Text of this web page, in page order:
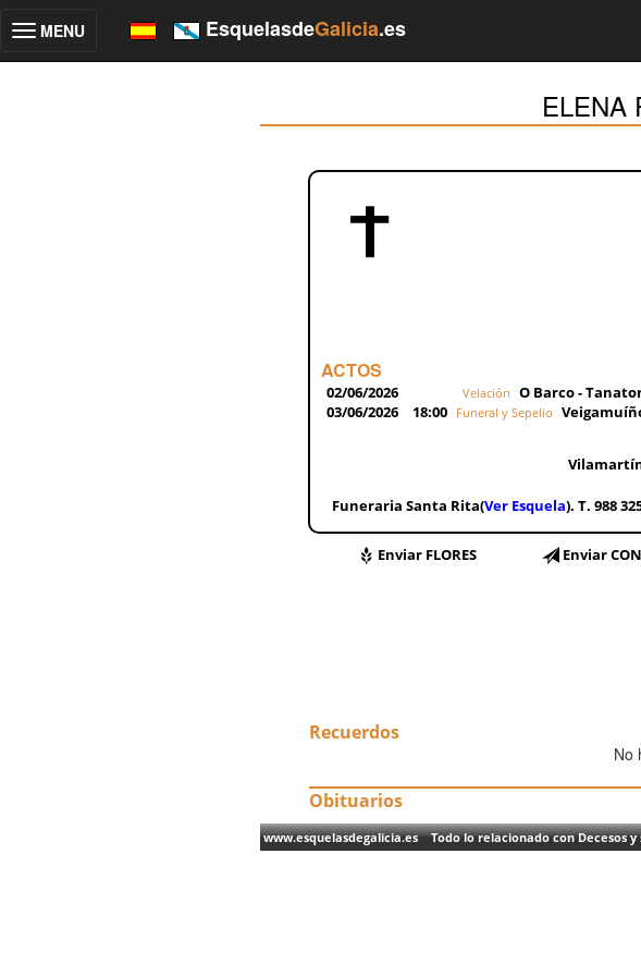
Toggle
MENU EsquelasdeGalicia.es
ELENA
ACTOS
02/06/2026 Velación O Barco -
03/06/2026
18:00 Funeral y Sepelio
Funeraria Santa Rita(Ver Esquela). T. 988
Enviar FLORES Enviar
Recuerdos
No
Obituarios
www.esquelasdegalicia.es Todo lo relacionado con Decesos y